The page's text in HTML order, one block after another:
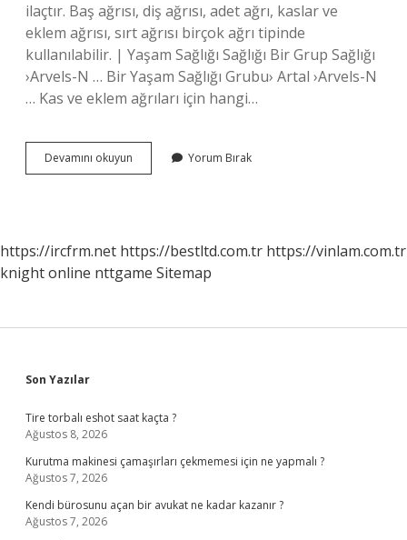
ilaçtır. Baş ağrısı, diş ağrısı, adet ağrı, kaslar ve
eklem ağrısı, sırt ağrısı birçok ağrı tipinde
kullanılabilir. | Yaşam Sağlığı Sağlığı Bir Grup Sağlığı
›Arvels-N … Bir Yaşam Sağlığı Grubu› Artal ›Arvels-N
… Kas ve eklem ağrıları için hangi…
Devamını okuyun
Ağrı
Yorum Bırak
https://ircfrm.net https://bestltd.com.tr https://vinlam.com.tr
knight online nttgame Sitemap
Sidebar
Son Yazılar
Tire torbalı eshot saat kaçta ?
Ağustos 8, 2026
Kurutma makinesi çamaşırları çekmemesi için ne yapmalı ?
Ağustos 7, 2026
Kendi bürosunu açan bir avukat ne kadar kazanır ?
Ağustos 7, 2026